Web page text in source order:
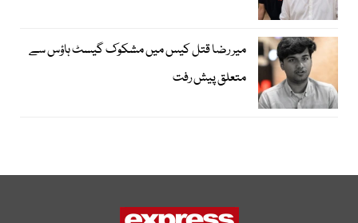
میر رضا قتل کیس میں مشکوک گیسٹ ہاؤس سے
متعلق پیش رفت